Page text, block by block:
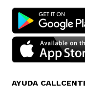
AYUDA